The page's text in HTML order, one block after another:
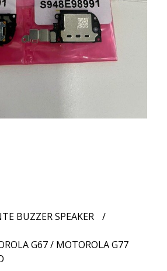
BUZZER SPEAKER
G67 / MOTOROLA G77